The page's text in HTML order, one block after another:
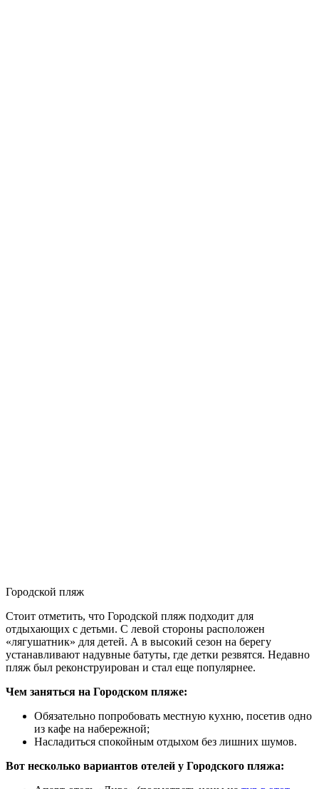
Городской пляж
Стоит отметить, что Городской пляж подходит для
отдыхающих с детьми. С левой стороны расположен
«лягушатник» для детей. А в высокий сезон на берегу
устанавливают надувные батуты, где детки резвятся. Недавно
пляж был реконструирован и стал еще популярнее.
Чем заняться на Городском пляже:
Обязательно попробовать местную кухню, посетив одно
из кафе на набережной;
Насладиться спокойным отдыхом без лишних шумов.
Вот несколько вариантов отелей у Городского пляжа: